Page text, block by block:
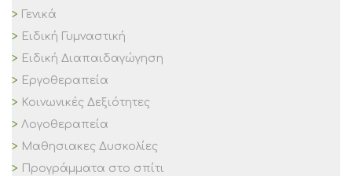
Γενικά
Ειδική Γυμναστική
Ειδική Διαπαιδαγώγηση
Εργοθεραπεία
Κοινωνικές Δεξιότητες
Λογοθεραπεία
Μαθησιακες Δυσκολίες
Προγράμματα στο σπίτι